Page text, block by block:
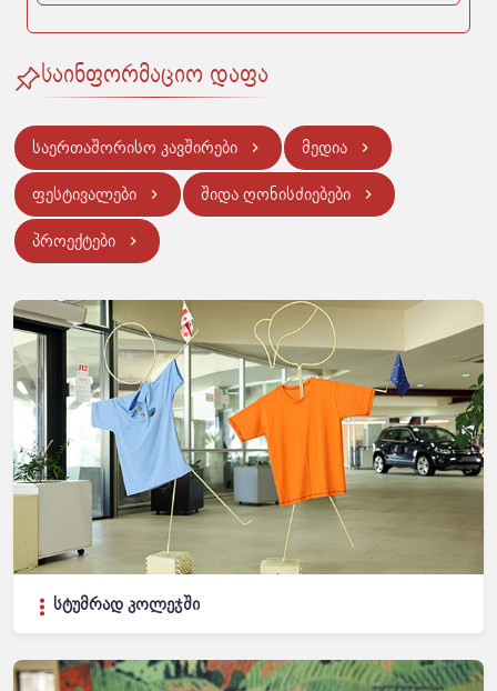
საინფორმაციო დაფა
საერთაშორისო კავშირები
მედია
ფესტივალები
შიდა ღონისძიებები
პროექტები
სტუმრად კოლეჯში